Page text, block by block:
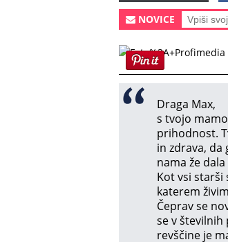
NOVICE
Draga Max,
s tvojo
prihodnost.
in zdrava, da
nama že
Kot vsi starši
katerem
Čeprav se
se v številnih
revščine je